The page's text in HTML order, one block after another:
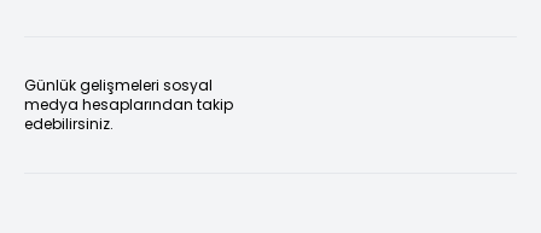
Günlük gelişmeleri sosyal
medya hesaplarından takip
edebilirsiniz.